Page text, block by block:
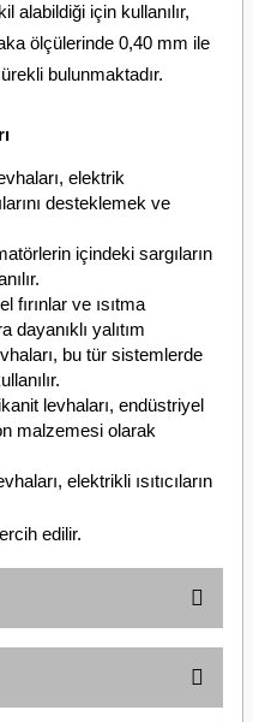
alabildiği için kullanılır,
ölçülerinde 0,40 mm ile
bulunmaktadır.
elektrik
desteklemek ve
içindeki sargıların
fırınlar ve ısıtma
yalıtım
bu tür sistemlerde
levhaları, endüstriyel
malzemesi olarak
elektrikli ısıtıcıların
edilir.